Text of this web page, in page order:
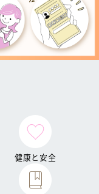
健康と安全